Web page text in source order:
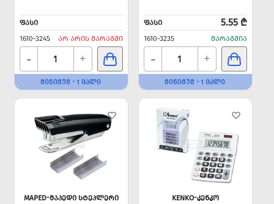
ᲤᲐᲡᲘ
1610-3245
ᲐᲠ ᲐᲠᲘᲡ ᲛᲐᲠᲐᲒᲨᲘ
- +
ᲛᲘᲜᲘᲛᲣᲛ - 1 ᲪᲐᲚᲘ
ᲤᲐᲡᲘ 5.55 ₾
1610-3235 ᲛᲐᲠᲐᲒᲨᲘᲐ
- +
ᲛᲘᲜᲘᲛᲣᲛ - 1 ᲪᲐᲚᲘ
MAPED-ᲛᲐᲞᲔᲓᲘ ᲡᲢᲔᲞᲚᲔᲠᲘ
KENKO-ᲙᲔᲜᲙᲝ